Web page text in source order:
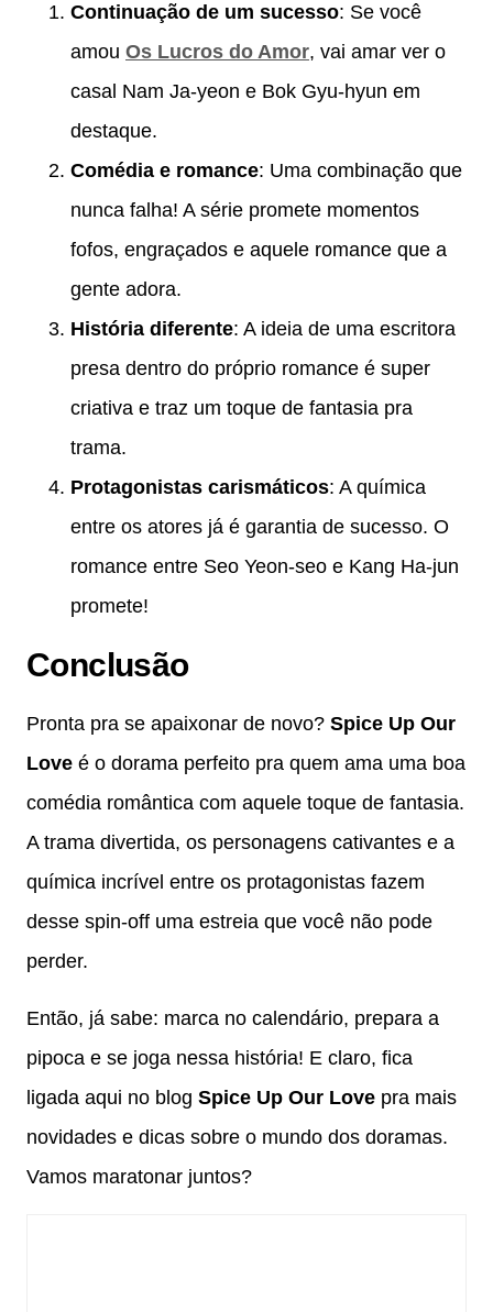
Continuação de um sucesso: Se você
amou Os Lucros do Amor, vai amar ver o
casal Nam Ja-yeon e Bok Gyu-hyun em
destaque.
Comédia e romance: Uma combinação que
nunca falha! A série promete momentos
fofos, engraçados e aquele romance que a
gente adora.
História diferente: A ideia de uma escritora
presa dentro do próprio romance é super
criativa e traz um toque de fantasia pra
trama.
Protagonistas carismáticos: A química
entre os atores já é garantia de sucesso. O
romance entre Seo Yeon-seo e Kang Ha-jun
promete!
Conclusão
Pronta pra se apaixonar de novo? Spice Up Our
Love é o dorama perfeito pra quem ama uma boa
comédia romântica com aquele toque de fantasia.
A trama divertida, os personagens cativantes e a
química incrível entre os protagonistas fazem
desse spin-off uma estreia que você não pode
perder.
Então, já sabe: marca no calendário, prepara a
pipoca e se joga nessa história! E claro, fica
ligada aqui no blog Spice Up Our Love pra mais
novidades e dicas sobre o mundo dos doramas.
Vamos maratonar juntos?